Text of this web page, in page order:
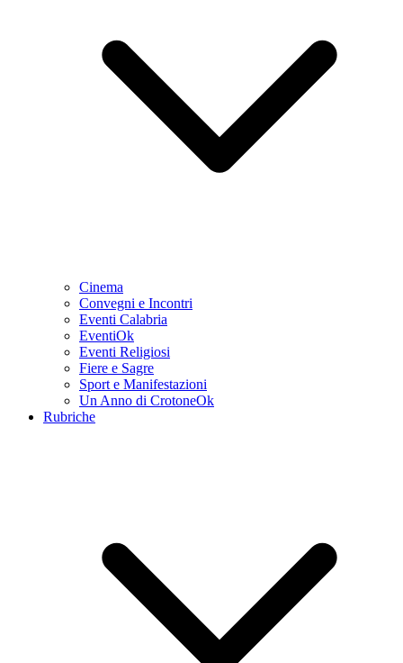
Cinema
Convegni e Incontri
Eventi Calabria
EventiOk
Eventi Religiosi
Fiere e Sagre
Sport e Manifestazioni
Un Anno di CrotoneOk
Rubriche